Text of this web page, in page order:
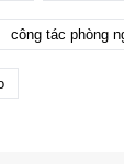
công tác phòng